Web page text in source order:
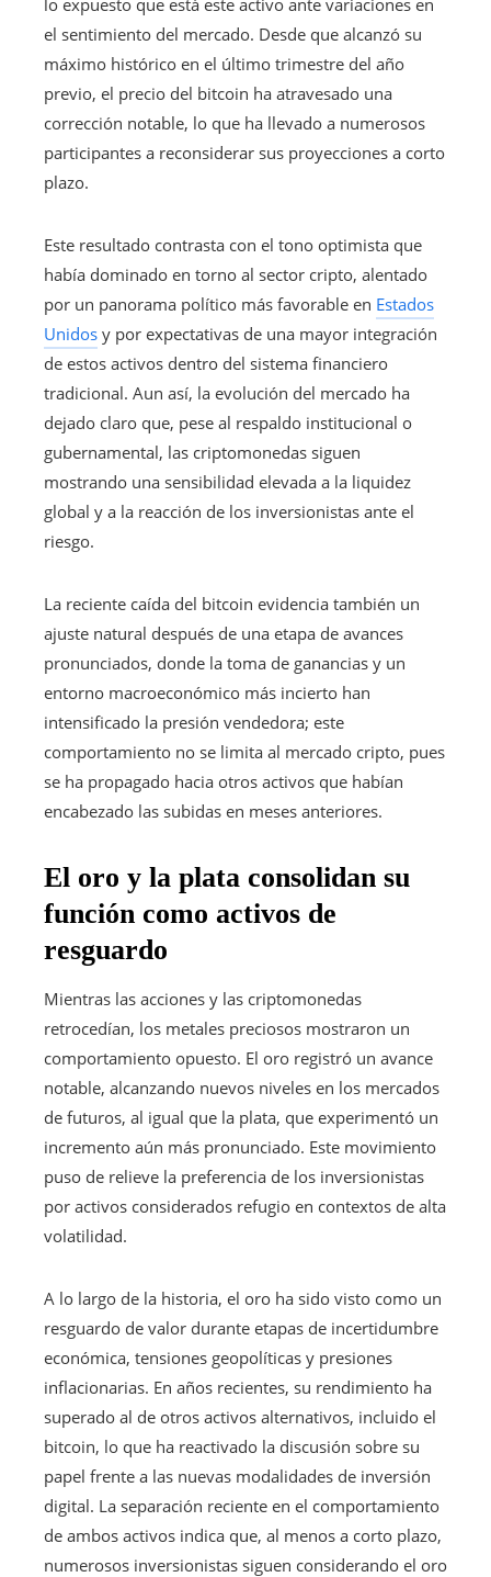
el sentimiento del mercado. Desde que alcanzó su
máximo histórico en el último trimestre del año
previo, el precio del bitcoin ha atravesado una
corrección notable, lo que ha llevado a numerosos
participantes a reconsiderar sus proyecciones a corto
plazo.
Este resultado contrasta con el tono optimista que
había dominado en torno al sector cripto, alentado
por un panorama político más favorable en Estados
Unidos y por expectativas de una mayor integración
de estos activos dentro del sistema financiero
tradicional. Aun así, la evolución del mercado ha
dejado claro que, pese al respaldo institucional o
gubernamental, las criptomonedas siguen
mostrando una sensibilidad elevada a la liquidez
global y a la reacción de los inversionistas ante el
riesgo.
La reciente caída del bitcoin evidencia también un
ajuste natural después de una etapa de avances
pronunciados, donde la toma de ganancias y un
entorno macroeconómico más incierto han
intensificado la presión vendedora; este
comportamiento no se limita al mercado cripto, pues
se ha propagado hacia otros activos que habían
encabezado las subidas en meses anteriores.
El oro y la plata consolidan su
función como activos de
resguardo
Mientras las acciones y las criptomonedas
retrocedían, los metales preciosos mostraron un
comportamiento opuesto. El oro registró un avance
notable, alcanzando nuevos niveles en los mercados
de futuros, al igual que la plata, que experimentó un
incremento aún más pronunciado. Este movimiento
puso de relieve la preferencia de los inversionistas
por activos considerados refugio en contextos de alta
volatilidad.
A lo largo de la historia, el oro ha sido visto como un
resguardo de valor durante etapas de incertidumbre
económica, tensiones geopolíticas y presiones
inflacionarias. En años recientes, su rendimiento ha
superado al de otros activos alternativos, incluido el
bitcoin, lo que ha reactivado la discusión sobre su
papel frente a las nuevas modalidades de inversión
digital. La separación reciente en el comportamiento
de ambos activos indica que, al menos a corto plazo,
numerosos inversionistas siguen considerando el oro